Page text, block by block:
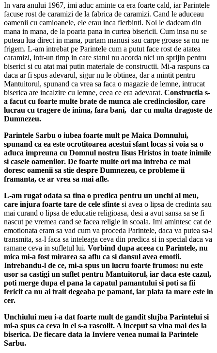
In vara anului 1967, imi aduc aminte ca era foarte cald, iar Parintele
facuse rost de caramizi de la fabrica de caramizi. Cand le aduceau
oamenii cu camioanele, ele erau inca fier­binti. Noi le dadeam din
mana in mana, de la poarta pana in curtea bisericii. Cum insa nu se
puteau lua direct in mana, purtam manusi sau carpe groase sa nu ne
frigem. L-am intre­bat pe Parintele cum a putut face rost de atatea
caramizi, intr-un timp in care statul nu acorda nici un sprijin pentru
bi­serici si cu atat mai putin materiale de constructii. Mi-a ras­puns ca
daca ar fi spus adevarul, sigur nu le obtinea, dar a mintit pentru
Mantuitorul, spunand ca vrea sa faca o magazie de lemne, intrucat
biserica are incalzire cu lemne, ceea ce era adevarat. Constructia s-
a facut cu foarte multe brate de munca ale credinciosilor, care
lucrau cu tragere de inima, fara bani, dar cu multa dragoste de
Dumnezeu.
Parintele Sarbu o iubea foarte mult pe Maica Domnului,
spunand ca ea este ocrotitoarea acestui sfant locas si voia sa o
aduca impreuna cu Domnul nostru Iisus Hristos in toate ini­mile
si casele oamenilor. De foarte multe ori ma intreba ce mai
doresc oamenii sa stie despre Dumnezeu, ce probleme ii
framanta, ce ar vrea sa mai afle.
L-am rugat odata sa tina o predica pentru un unchi al meu,
care injura foarte tare de cele sfinte si avea o lipsa de credinta sau
mai curand o lipsa de educatie religioasa, desi a avut sansa sa se fi
nascut pe vremea cand se facea religie in scoala. Imi amintesc cat de
emotionata eram sa vad cum va proceda Parintele, daca va putea sa-i
transmita, sa-l faca sa inteleaga ceva din predica si in special daca va
ramane ceva in sufletul lui. Vorbind dupa aceea cu Parintele, nu
mica mi-a fost mirarea sa aflu ca si dansul avea emotii.
Intrebandu-l de ce, mi-a spus un lucru foarte frumos: nu este
usor sa castigi un suflet pentru Mantuitorul, iar daca este cazul,
poti merge dupa el pana la capatul pamantului si poti sa fii
fericit ca nu ai trait degeaba pe pamant, iar plata ta mare este in
cer.
Unchiului meu i-a dat foarte mult de gandit slujba Parintelui si
mi-a spus ca ceva in el s-a rascolit. A inceput sa vina mai des la
biserica. De fiecare data la Inviere venea numai la Parintele
Sarbu.